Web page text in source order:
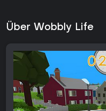
Über Wobbly Life